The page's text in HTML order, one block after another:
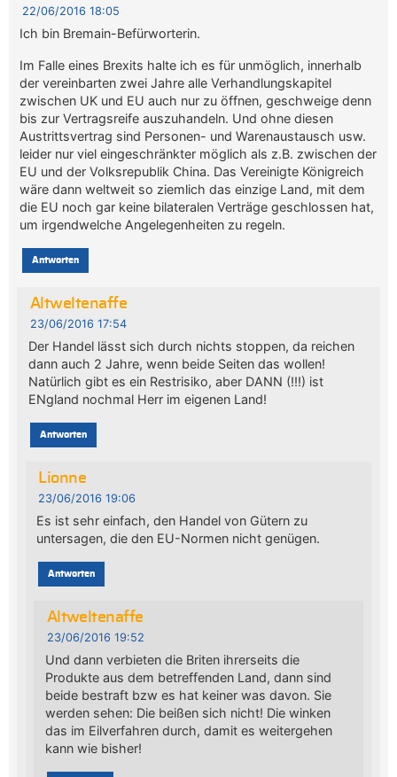
22/06/2016 18:05
Ich bin Bremain-Befürworterin.
Im Falle eines Brexits halte ich es für unmöglich, innerhalb
der vereinbarten zwei Jahre alle Verhandlungskapitel
zwischen UK und EU auch nur zu öffnen, geschweige denn
bis zur Vertragsreife auszuhandeln. Und ohne diesen
Austrittsvertrag sind Personen- und Warenaustausch usw.
leider nur viel eingeschränkter möglich als z.B. zwischen der
EU und der Volksrepublik China. Das Vereinigte Königreich
wäre dann weltweit so ziemlich das einzige Land, mit dem
die EU noch gar keine bilateralen Verträge geschlossen hat,
um irgendwelche Angelegenheiten zu regeln.
Antworten
Altweltenaffe
23/06/2016 17:54
Der Handel lässt sich durch nichts stoppen, da reichen
dann auch 2 Jahre, wenn beide Seiten das wollen!
Natürlich gibt es ein Restrisiko, aber DANN (!!!) ist
ENgland nochmal Herr im eigenen Land!
Antworten
Lionne
23/06/2016 19:06
Es ist sehr einfach, den Handel von Gütern zu
untersagen, die den EU-Normen nicht genügen.
Antworten
Altweltenaffe
23/06/2016 19:52
Und dann verbieten die Briten ihrerseits die
Produkte aus dem betreffenden Land, dann sind
beide bestraft bzw es hat keiner was davon. Sie
werden sehen: Die beißen sich nicht! Die winken
das im Eilverfahren durch, damit es weitergehen
kann wie bisher!